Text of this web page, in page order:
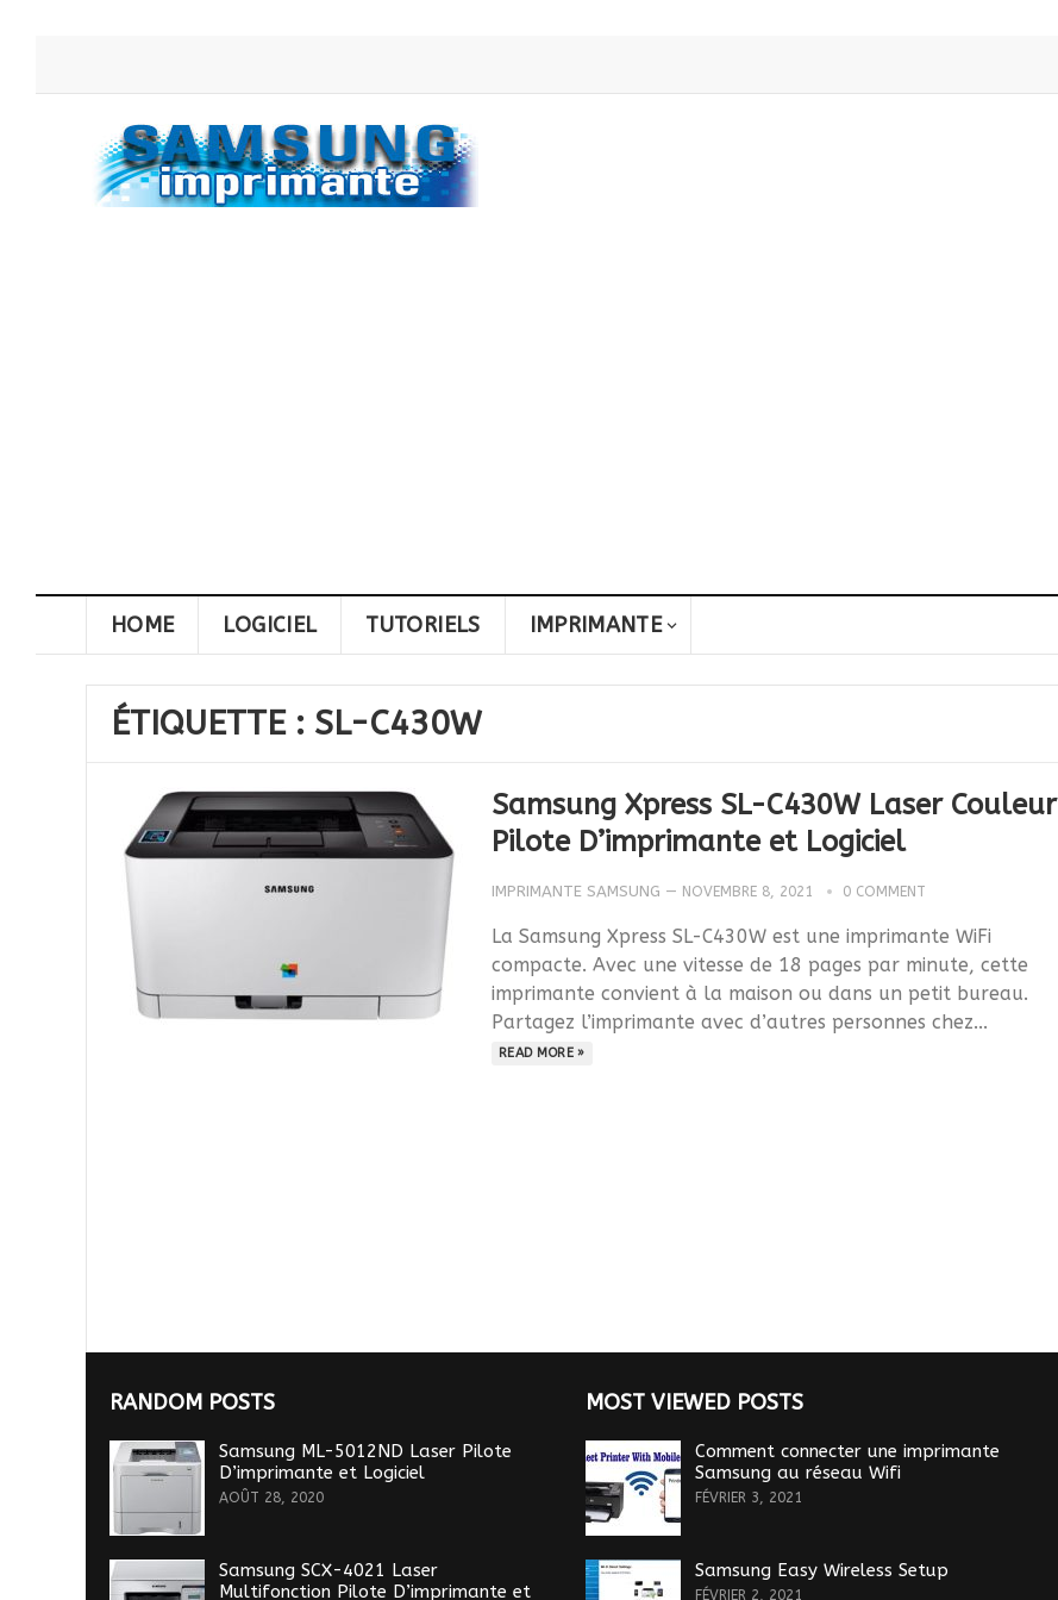
HOME LOGICIEL TUTORIELS IMPRIMANTE
ÉTIQUETTE : SL-C430W
Samsung Xpress SL-C430W Laser Couleur
Pilote D’imprimante et Logiciel
IMPRIMANTE SAMSUNG — NOVEMBRE 8, 2021 0 COMMENT
La Samsung Xpress SL-C430W est une imprimante WiFi
compacte. Avec une vitesse de 18 pages par minute, cette
imprimante convient à la maison ou dans un petit bureau.
Partagez l’imprimante avec d’autres personnes chez...
READ MORE »
RANDOM POSTS
Samsung ML-5012ND Laser Pilote
D’imprimante et Logiciel
AOÛT 28, 2020
Samsung SCX-4021 Laser
Multifonction Pilote D’imprimante et
MOST VIEWED POSTS
Comment connecter une imprimante
Samsung au réseau Wifi
FÉVRIER 3, 2021
Samsung Easy Wireless Setup
FÉVRIER 2, 2021